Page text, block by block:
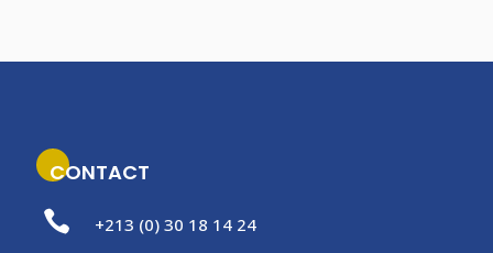
CONTACT

+213 (0) 30 18 14 24